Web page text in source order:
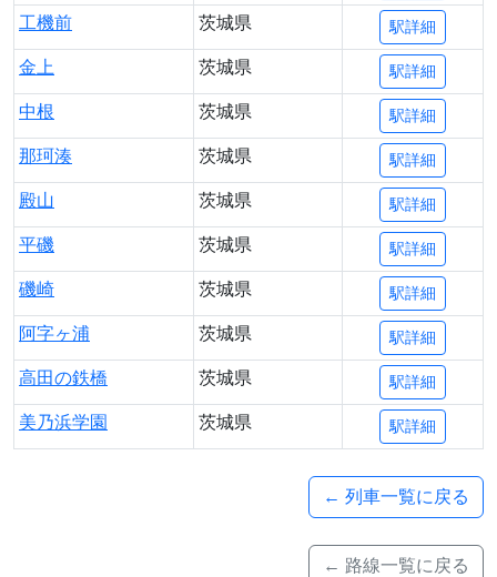
工機前 茨城県 駅詳細
金上 茨城県 駅詳細
中根 茨城県 駅詳細
那珂湊 茨城県 駅詳細
殿山 茨城県 駅詳細
平磯 茨城県 駅詳細
磯崎 茨城県 駅詳細
阿字ヶ浦 茨城県 駅詳細
高田の鉄橋 茨城県 駅詳細
美乃浜学園 茨城県 駅詳細
← 列車一覧に戻る
← 路線一覧に戻る